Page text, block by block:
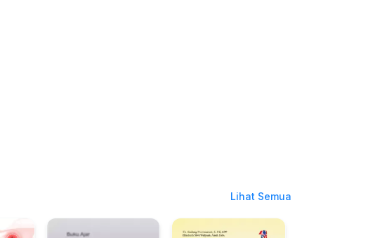
Lihat Semua